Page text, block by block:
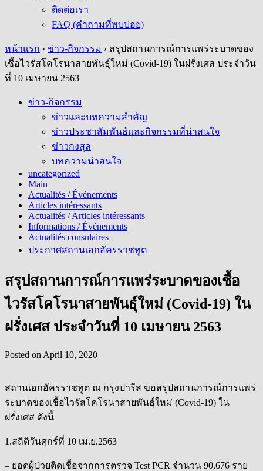
ติดต่อเรา
FAQ (คำถามที่พบบ่อย)
หน้าแรก › ข่าว-กิจกรรม › สรุปสถานการณ์การแพร่ระบาดของ
เชื้อไวรัสโคโรนาสายพันธุ์ใหม่ (Covid-19) ในฝรั่งเศส ประจำวัน
ที่ 10 เมษายน 2563
ข่าว-กิจกรรม
ข่าวและบทความสำคัญ
ข่าวประชาสัมพันธ์และกิจกรรมที่น่าสนใจ
ข่าวกงสุล
บทความน่าสนใจ
uncategorized
Main
Actualités / Événements
Articles intéressants
Actualités / Articles intéressants
Informations / Événements
Actualités consulaires
ประกาศสถานเอกอัครราชทูต
สรุปสถานการณ์การแพร่ระบาดของเชื้อ
ไวรัสโคโรนาสายพันธุ์ใหม่ (Covid-19) ใน
ฝรั่งเศส ประจำวันที่ 10 เมษายน 2563
Posted on April 10, 2020
สถานเอกอัครราชทูต ณ กรุงปารีส ขอสรุปสถานการณ์การแพร่
ระบาดของเชื้อไวรัสโคโรนาสายพันธุ์ใหม่ (Covid-19) ใน
ฝรั่งเศส ดังนี้
1.สถิติวันศุกร์ที่ 10 เม.ย.2563
– ยอดผู้ป่วยติดเชื้อจากการตรวจ Test PCR จำนวน 90,676 ราย